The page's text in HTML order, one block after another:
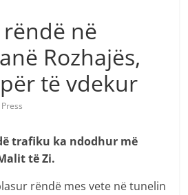
në
Rozhajës,
të vdekur
trafiku ka ndodhur më
të Zi.
rëndë mes vete në tunelin